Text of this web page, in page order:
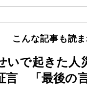
こんな記事も読
いで起きた
言 「最後の